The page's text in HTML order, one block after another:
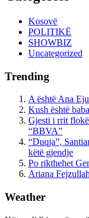
Kosovë
POLITIKË
SHOWBIZ
Uncategorized
Trending
A është Ana
Kush është
Gjesti i rrit
“BBVA”
“Duqja”,
këtë gjendje
Po rikthehet
Ariana
Weather